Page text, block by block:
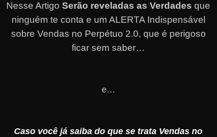
Nesse ArtigoSerão reveladas as Verdades que
ninguém te conta e um ALERTA Indispensável
sobre Vendas no Perpétuo 2.0, que é perigoso
ficar sem saber…
e…
Caso você já saiba do que se trata Vendas no